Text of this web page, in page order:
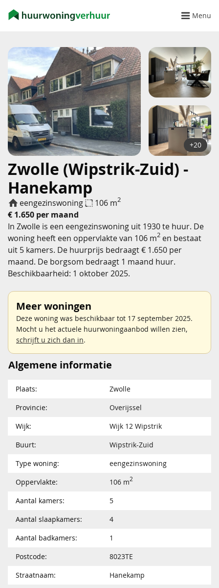
Menu
Zwolle (Wipstrik-Zuid) -
Hanekamp
eengezinswoning 106 m2
€ 1.650 per maand
+20
In Zwolle is een eengezinswoning uit 1930 te huur. De
woning heeft een oppervlakte van 106 m2 en bestaat
uit 5 kamers. De huurprijs bedraagt € 1.650 per
maand. De borgsom bedraagt 1 maand huur.
Beschikbaarheid: 1 oktober 2025.
Meer woningen
Deze woning was beschikbaar tot 17 september 2025.
Mocht u het actuele huurwoningaanbod willen zien,
schrijft u zich dan in.
Algemene informatie
Plaats:
Zwolle
Provincie:
Overijssel
Wijk:
Wijk 12 Wipstrik
Buurt:
Wipstrik-Zuid
Type woning:
eengezinswoning
Oppervlakte:
106 m2
Aantal kamers:
5
Aantal slaapkamers:
4
Aantal badkamers:
1
Postcode:
8023TE
Straatnaam:
Hanekamp